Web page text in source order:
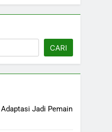
CARI
Jadi Pemain